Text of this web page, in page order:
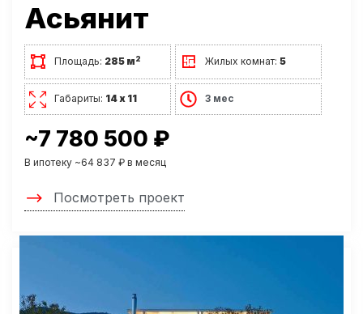
Асьянит
Площадь: 285 м2 Жилых комнат:5
Габариты: 14 х 11 3 мес
~7 780 500 ₽
В ипотеку ~64 837 ₽ в месяц
Посмотреть проект